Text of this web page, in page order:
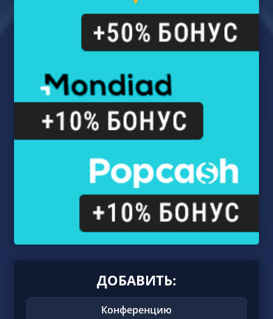
ДОБАВИТЬ:
Конференцию